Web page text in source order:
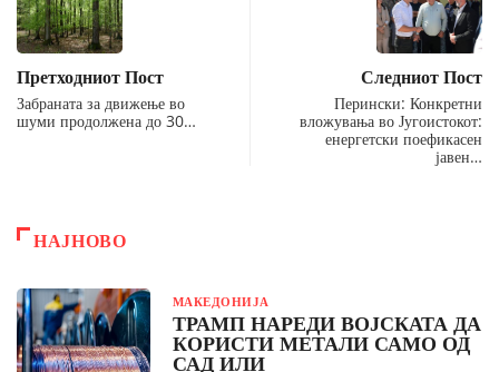
Претходниот Пост
Забраната за движење во
шуми продолжена до 30…
Следниот Пост
Перински: Конкретни
вложувања во Југоистокот:
енергетски поефикасен
јавен…
НАЈНОВО
МАКЕДОНИЈА
ТРАМП НАРЕДИ ВОЈСКАТА ДА
КОРИСТИ МЕТАЛИ САМО ОД
САД ИЛИ